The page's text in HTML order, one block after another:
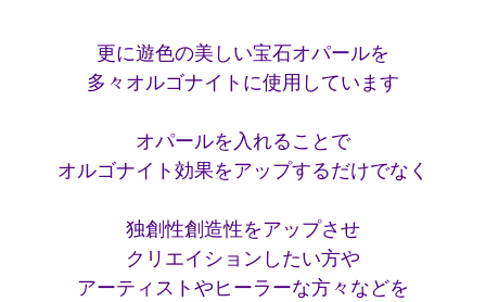
更に遊色の美しい宝石オパールを
多々オルゴナイトに使用しています
オパールを入れることで
オルゴナイト効果をアップするだけでなく
独創性創造性をアップさせ
クリエイションしたい方や
アーティストやヒーラーな方々などを